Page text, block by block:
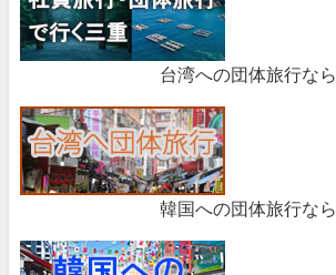
台湾への団体旅行なら
韓国への団体旅行なら